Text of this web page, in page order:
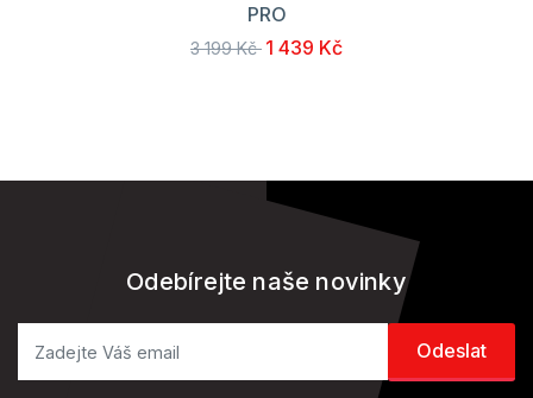
PRO
3 199 Kč 1 439 Kč
Odebírejte naše novinky